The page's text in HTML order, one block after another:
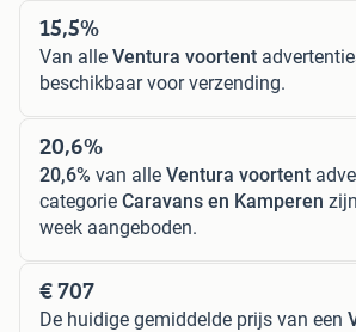
15,5%
Van alle Ventura voortent
beschikbaar voor verzending.
20,6%
20,6% van alle Ventura voortent
categorie Caravans en Kamperen
week aangeboden.
€ 707
De huidige gemiddelde prijs van een